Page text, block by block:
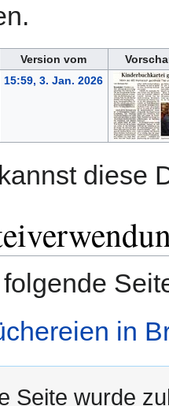
Version vom
15:59, 3. Jan. 2026
diese
in
Seite wurde